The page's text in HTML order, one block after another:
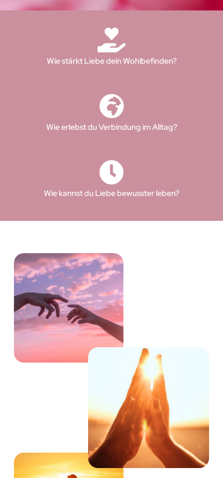
Wie stärkt Liebe dein Wohlbefinden?
Wie erlebst du Verbindung im Alltag?
Wie kannst du Liebe bewusster leben?